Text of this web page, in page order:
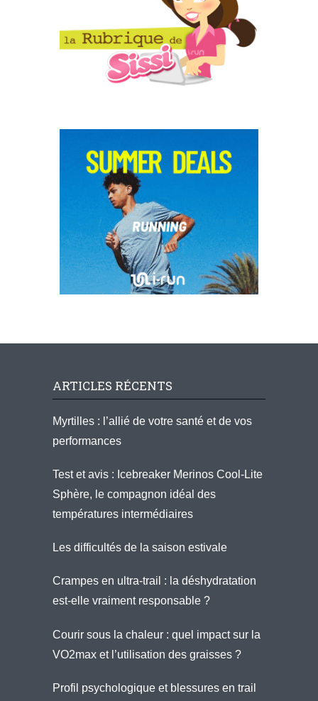
ARTICLES RÉCENTS
Myrtilles : l’allié de votre santé et de vos
performances
Test et avis : Icebreaker Merinos Cool-Lite
Sphère, le compagnon idéal des
températures intermédiaires
Les difficultés de la saison estivale
Crampes en ultra-trail : la déshydratation
est-elle vraiment responsable ?
Courir sous la chaleur : quel impact sur la
VO2max et l’utilisation des graisses ?
Profil psychologique et blessures en trail